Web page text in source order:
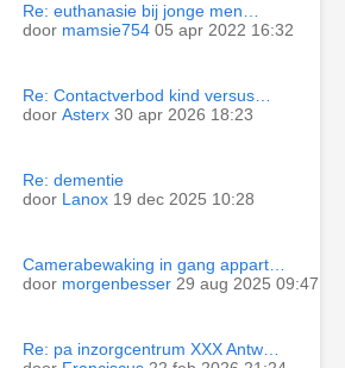
Re: euthanasie bij jonge men…
door mamsie754 05 apr 2022 16:32
Re: Contactverbod kind versus…
door Asterx 30 apr 2026 18:23
Re: dementie
door Lanox 19 dec 2025 10:28
Camerabewaking in gang appart…
door morgenbesser 29 aug 2025 09:47
Re: pa inzorgcentrum XXX Antw…